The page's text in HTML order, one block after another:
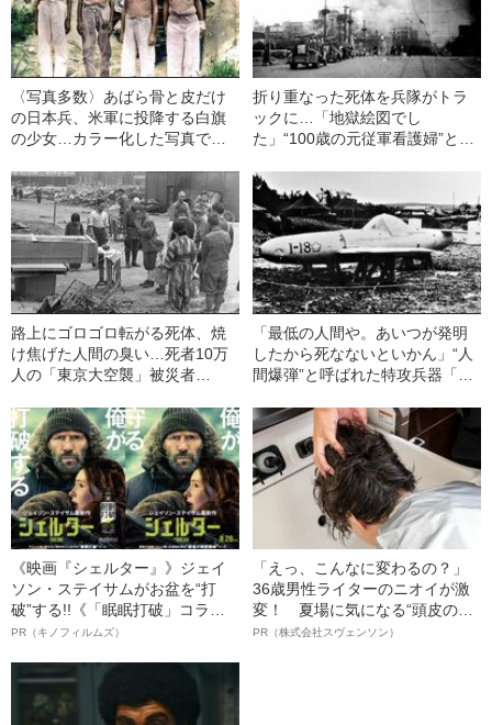
〈写真多数〉あばら骨と皮だけ
の日本兵、米軍に投降する白旗
の少女…カラー化した写真でよ
折り重なった死体を兵隊がトラ
ックに…「地獄絵図でし
た」“100歳の元従軍看護婦”と
路上にゴロゴロ転がる死体、焼
け焦げた人間の臭い…死者10万
人の「東京大空襲」被災者
「最低の人間や。あいつが発明
したから死なないといかん」“人
間爆弾”と呼ばれた特攻兵器「桜
た“容赦ない言葉”
《映画『シェルター』》ジェイ
ソン・ステイサムがお盆を“打
破”する!!《「眠眠打破」コラ
ボ》
PR（キノフィルムズ）
「えっ、こんなに変わるの？」
36歳男性ライターのニオイが激
変！ 夏場に気になる“頭皮のニ
オイ”や“ベタつき”を解消す
PR（株式会社スヴェンソン）